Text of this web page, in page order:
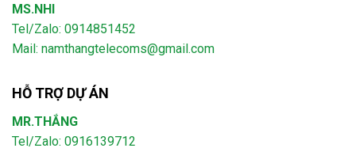
MS.NHI
Tel/Zalo: 0914851452
Mail: namthangtelecoms@gmail.com
HỖ TRỢ DỰ ÁN
MR.THẮNG
Tel/Zalo: 0916139712